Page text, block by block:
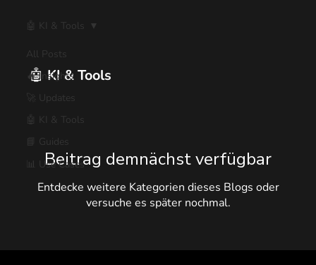
All Posts
🔥 Insights
🚀 Updates
🤖 KI & Tools
📘 Guides
📊 Use Cases
🤖 KI & Tools
🤖 KI & Tools
Beitrag demnächst verfügbar
Entdecke weitere Kategorien dieses Blogs oder
versuche es später nochmal.